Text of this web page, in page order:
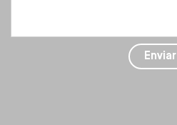
com
Enviar